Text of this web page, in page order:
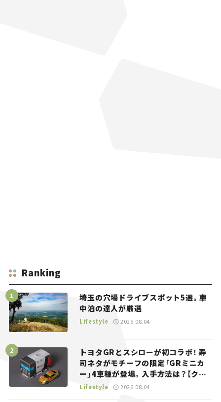
Ranking
埼玉の穴場ドライブスポット5選。車
中泊の達人が厳選
Lifestyle 2026.08.04
トヨタGRとスシローが初コラボ！ 寿
司ネタがモチーフの限定「GRミニカ
ー」4車種が登場。入手方法は？【クル
マとホビー】
Lifestyle 2026.08.04